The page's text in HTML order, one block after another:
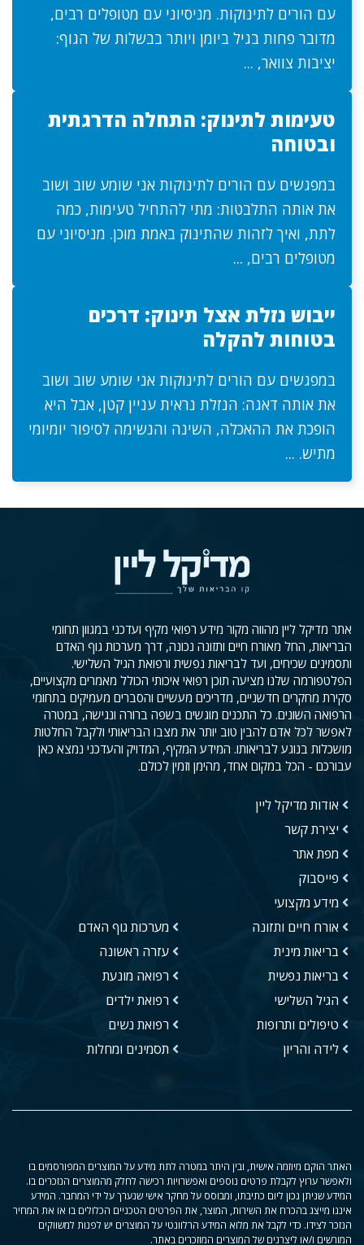
עם הורים לתינוקות. מניסיוני עם מטופלים רבים,
מדובר פחות בגיל ביומן ויותר בבשלות של הגוף:
יציבות צוואר, ...
טעימות לתינוק: התחלה הדרגתית
ובטוחה
במפגשים עם הורים לתינוקות אני שומע שוב ושוב
את אותה התלבטות: מתי להתחיל טעימות, כמה
לתת, ואיך לזהות שהתינוק באמת מוכן. מניסיוני עם
מטופלים רבים, ...
ייבוש נזלת אצל תינוק: דרכים
בטוחות להקלה
במפגשים עם הורים לתינוקות אני שומע שוב ושוב
את אותה דאגה: הנזלת נראית עניין קטן, אבל היא
הופכת את ההאכלה, השינה והנשימה לסיפור יומיומי
מתיש. ...
אתר מדיקל ליין מהווה מקור מידע רפואי מקיף ועדכני במגוון תחומי
הבריאות, החל מאורח חיים ותזונה נכונה, דרך מערכות גוף האדם
ותסמינים שכיחים, ועד לבריאות נפשית ורפואת הגיל השלישי.
הפלטפורמה שלנו מציעה תוכן רפואי איכותי הכולל מאמרים מקצועיים,
סקירת מחקרים חדשניים, מדריכים מעשיים והסברים מעמיקים בתחומי
הרפואה השונים. כל התכנים מוגשים בשפה ברורה ונגישה, במטרה
לאפשר לכל אדם להבין טוב יותר את מצבו הבריאותי ולקבל החלטות
מושכלות בנוגע לבריאותו. המידע המקיף, המדויק והעדכני נמצא כאן
עבורכם - הכל במקום אחד, מהימן וזמין לכולם.
אודות מדיקל ליין
יצירת קשר
מפת אתר
פייסבוק
מידע מקצועי
אורח חיים ותזונה
בריאות מינית
בריאות נפשית
הגיל השלישי
טיפולים ותרופות
לידה והריון
מערכות גוף האדם
עזרה ראשונה
רפואה מונעת
רפואת ילדים
רפואת נשים
תסמינים ומחלות
האתר הוקם מיוזמה אישית, ובין היתר במטרה לתת מידע על המוצרים המפורסמים בו
ולאפשר ערוץ לקבלת פרטים נוספים ואפשרויות רכישה לחלק מהמוצרים הנזכרים בו.
המידע שניתן נכון ליום כתיבתו, ומבוסס על מחקר אישי שנערך על ידי המחבר. המידע
איננו מייצג בהכרח את השירות, המוצר, את הפרטים הטכניים הכלולים בו או את המחיר
הנזכר לצידו. כדי לקבל את מלוא המידע הרלוונטי על המוצרים יש לפנות למשווקים
המורשים ו/או ליצרנים של המוצרים המוזכרים באתר.